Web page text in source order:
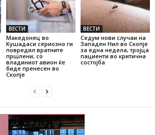
ВЕСТИ
Македонец во
Кушадаси сериозно ги
повредил вратните
пршлени, со
владиниот авион ќе
биде пренесен во
Скопје
ВЕСТИ
Седум нови случаи на
Западен Нил во Скопје
за една недела, тројца
пациенти во критична
состојба